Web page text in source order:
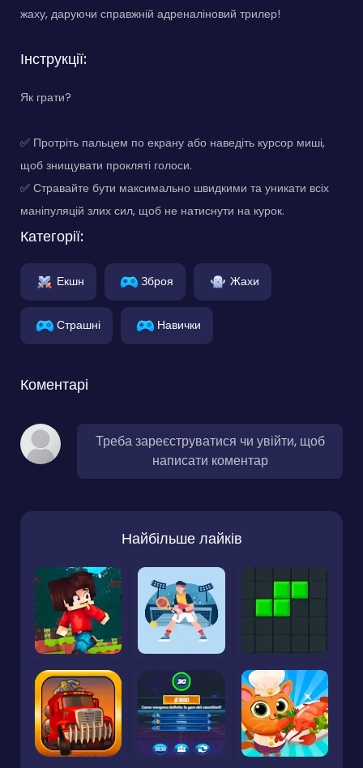
жаху, даруючи справжній адреналіновий трилер!
Інструкції:
Як грати?
✅ Протріть пальцем по екрану або наведіть курсор миші,
щоб знищувати прокляті голоси.
✅ Стравайте бути максимально швидкими та уникати всіх
маніпуляцій злих сил, щоб не натиснути на курок.
Категорії:
Екшн Зброя Жахи
Страшні Навички
Коментарі
Треба зареєструватися чи увійти, щоб
написати коментар
Найбільше лайків